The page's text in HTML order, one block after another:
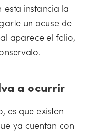
esta instancia la
un acuse de
aparece el folio,
a ocurrir
es que existen
ya cuentan con